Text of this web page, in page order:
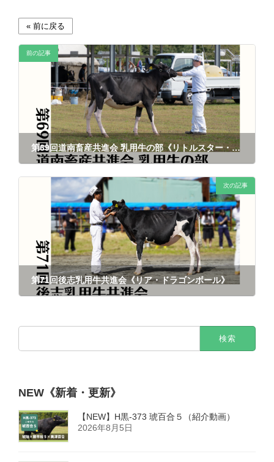
前の記事
第69回道南畜産共進会 乳用牛の部《リトルスター・ドラゴンボール》
次の記事
第71回後志乳用牛共進会《リア・ドラゴンボール》
検
NEW《新着・更新》
【NEW】H黒-373 琥百合５（紹介動画）
2026年8月5日